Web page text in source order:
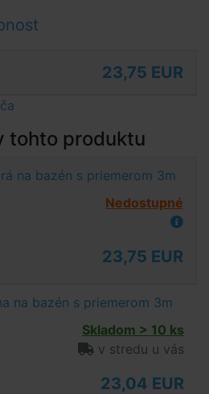
23,75 EUR
tohto produktu
na bazén s priemerom 3m
Nedostupné
23,75 EUR
na bazén s priemerom 3m
Skladom > 10 ks
v stredu u vás
23,04 EUR